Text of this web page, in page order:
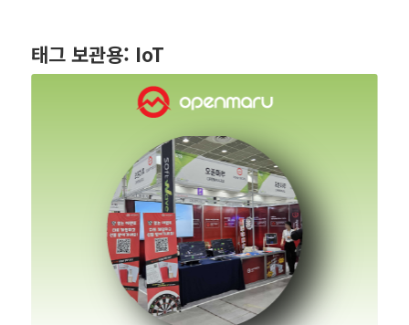
태그 보관용: IoT